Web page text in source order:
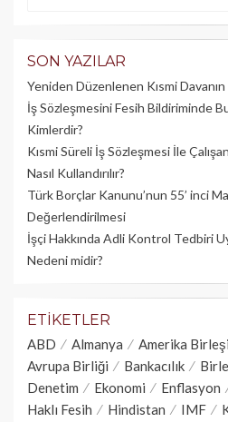
SON YAZILAR
Yeniden Düzenlenen Kısmi
İş Sözleşmesini Fesih Bildiriminde
Kimlerdir?
Kısmi Süreli İş Sözleşmesi İle
Nasıl Kullandırılır?
Türk Borçlar Kanunu’nun 55’ inci
Değerlendirilmesi
İşçi Hakkında Adli Kontrol Tedbiri
Nedeni midir?
ETIKETLER
ABD Almanya Amerika
Avrupa Birliği
Bankacılık
Denetim
Ekonomi Enflasyon
Haklı Fesih
Hindistan IMF